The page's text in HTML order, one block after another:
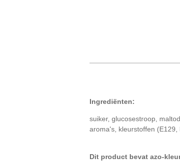
Ingrediënten:
suiker, glucosestroop,
aroma's, kleurstoffen (E129,
Dit product bevat azo-